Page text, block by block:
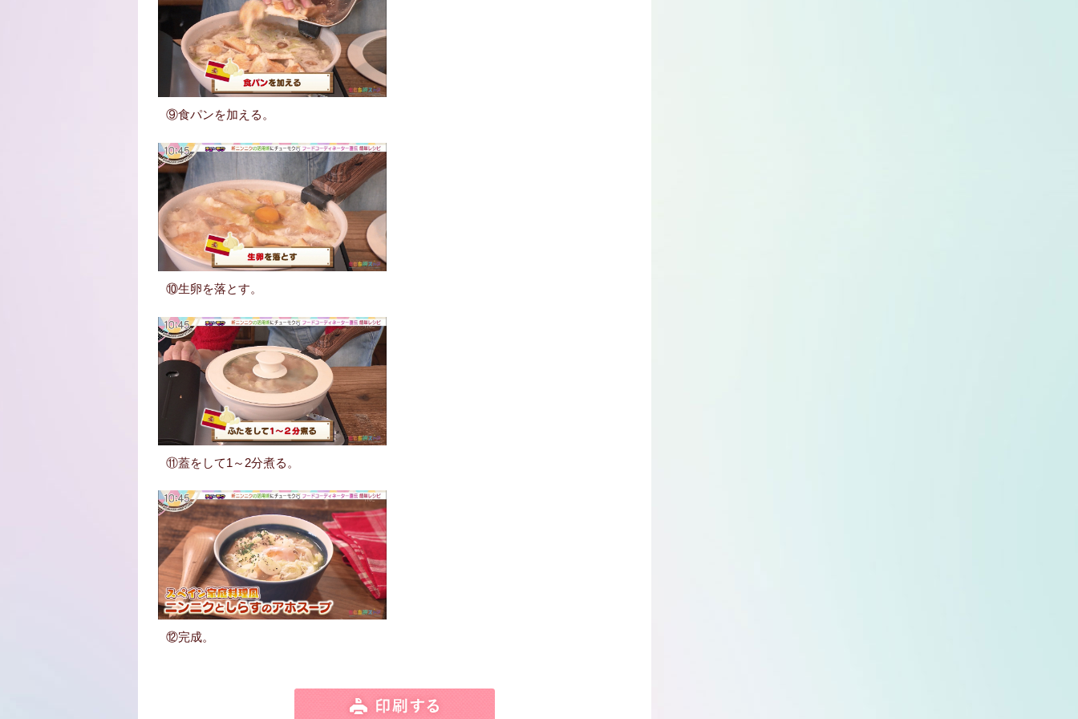
⑨食パンを加える。
⑩生卵を落とす。
⑪蓋をして1～2分煮る。
⑫完成。